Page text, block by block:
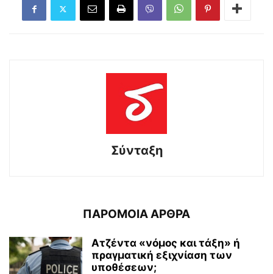
Σύνταξη
ΠΑΡΟΜΟΙΑ ΑΡΘΡΑ
Ατζέντα «νόμος και τάξη» ή
πραγματική εξιχνίαση των
υποθέσεων;